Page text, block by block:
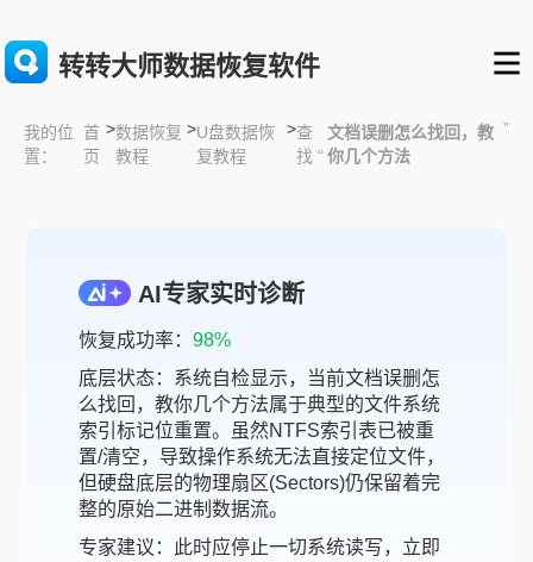
转转大师数据恢复软件
我的位
置：
首
页
>数据恢复
教程
>U盘数据恢
复教程
>查
找 “
文档误删怎么找回，教
你几个方法
”
AI专家实时诊断
恢复成功率： 98%
底层状态：系统自检显示，当前文档误删怎
么找回，教你几个方法属于典型的文件系统
索引标记位重置。虽然NTFS索引表已被重
置/清空，导致操作系统无法直接定位文件，
但硬盘底层的物理扇区(Sectors)仍保留着完
整的原始二进制数据流。
专家建议：此时应停止一切系统读写，立即